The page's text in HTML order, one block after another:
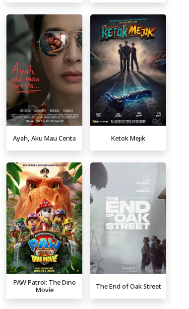
Ayah, Aku Mau Cerita Ketok Mejik
PAW Patrol: The Dino
Movie
The End of Oak Street